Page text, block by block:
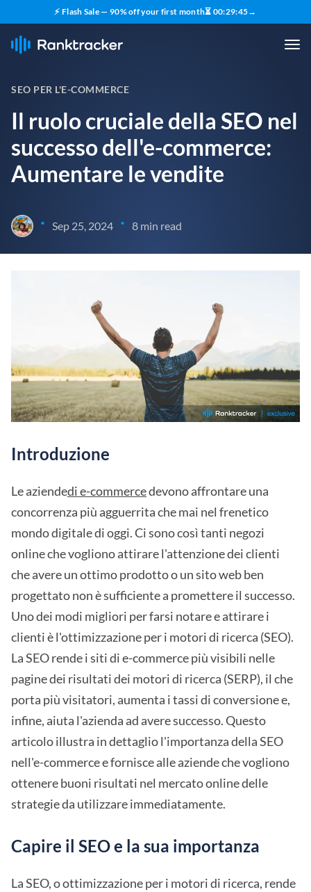
⚡ Flash Sale — 90% off your first month⏳ 00:29:44→
SEO PER L'E-COMMERCE
Il ruolo cruciale della SEO nel
successo dell'e-commerce:
Aumentare le vendite
• Sep 25, 2024 • 8 min read
Introduzione
Le aziendedi e-commercedevono affrontare una
concorrenza più agguerrita che mai nel frenetico
mondo digitale di oggi. Ci sono così tanti negozi
online che vogliono attirare l'attenzione dei clienti
che avere un ottimo prodotto o un sito web ben
progettato non è sufficiente a promettere il successo.
Uno dei modi migliori per farsi notare e attirare i
clienti è l'ottimizzazione per i motori di ricerca (SEO).
La SEO rende i siti di e-commerce più visibili nelle
pagine dei risultati dei motori di ricerca (SERP), il che
porta più visitatori, aumenta i tassi di conversione e,
infine, aiuta l'azienda ad avere successo. Questo
articolo illustra in dettaglio l'importanza della SEO
nell'e-commerce e fornisce alle aziende che vogliono
ottenere buoni risultati nel mercato online delle
strategie da utilizzare immediatamente.
Capire il SEO e la sua importanza
La SEO, o ottimizzazione per i motori di ricerca, rende